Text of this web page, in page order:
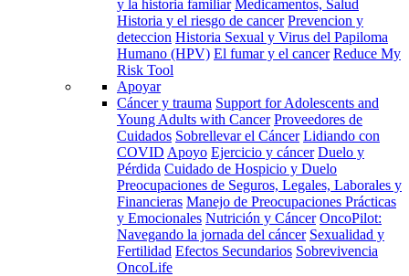
y la historia familiar Medicamentos, Salud
Historia y el riesgo de cancer Prevencion y
deteccion Historia Sexual y Virus del Papiloma
Humano (HPV) El fumar y el cancer Reduce My
Risk Tool
Apoyar
Cáncer y trauma Support for Adolescents and
Young Adults with Cancer Proveedores de
Cuidados Sobrellevar el Cáncer Lidiando con
COVID Apoyo Ejercicio y cáncer Duelo y
Pérdida Cuidado de Hospicio y Duelo
Preocupaciones de Seguros, Legales, Laborales y
Financieras Manejo de Preocupaciones Prácticas
y Emocionales Nutrición y Cáncer OncoPilot:
Navegando la jornada del cáncer Sexualidad y
Fertilidad Efectos Secundarios Sobrevivencia
OncoLife